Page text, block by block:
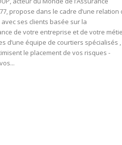
propose dans le cadre d’une relation
ses clients basée sur la
de votre entreprise et de votre
d’une équipe de courtiers spécialisés ,
le placement de vos risques -